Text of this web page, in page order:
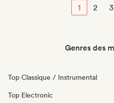
1 2 3
Genres des
Top Classique / Instrumental
Top Electronic